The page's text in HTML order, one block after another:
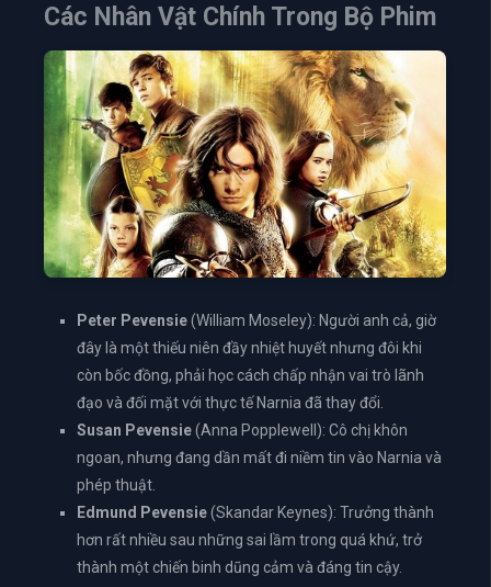
Các Nhân Vật Chính Trong Bộ Phim
Peter Pevensie(William Moseley): Người anh cả, giờ
đây là một thiếu niên đầy nhiệt huyết nhưng đôi khi
còn bốc đồng, phải học cách chấp nhận vai trò lãnh
đạo và đối mặt với thực tế Narnia đã thay đổi.
Susan Pevensie(Anna Popplewell): Cô chị khôn
ngoan, nhưng đang dần mất đi niềm tin vào Narnia và
phép thuật.
Edmund Pevensie(Skandar Keynes): Trưởng thành
hơn rất nhiều sau những sai lầm trong quá khứ, trở
thành một chiến binh dũng cảm và đáng tin cậy.